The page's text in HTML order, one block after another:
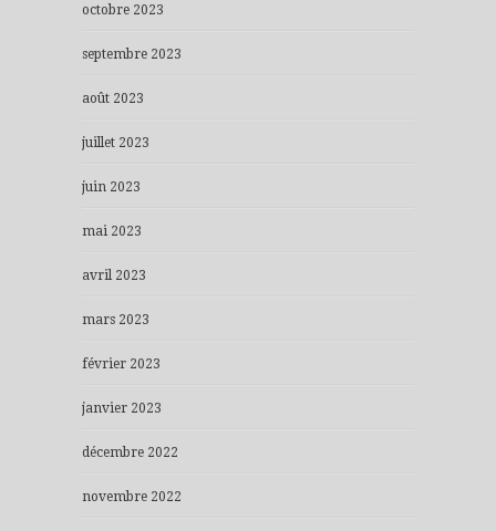
octobre 2023
septembre 2023
août 2023
juillet 2023
juin 2023
mai 2023
avril 2023
mars 2023
février 2023
janvier 2023
décembre 2022
novembre 2022